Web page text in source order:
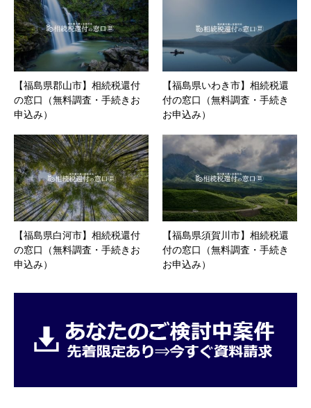
【福島県郡山市】相続税還付
の窓口（無料調査・手続きお
申込み）
【福島県いわき市】相続税還
付の窓口（無料調査・手続き
お申込み）
【福島県白河市】相続税還付
の窓口（無料調査・手続きお
申込み）
【福島県須賀川市】相続税還
付の窓口（無料調査・手続き
お申込み）